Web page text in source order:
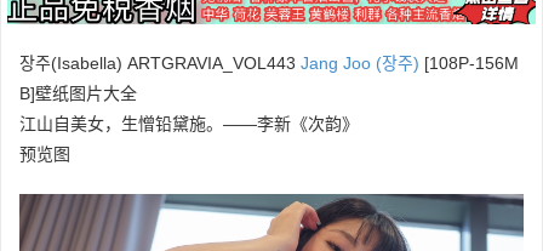
장주(Isabella) ARTGRAVIA_VOL443 Jang Joo (장주) [108P-156M
B]壁纸图片大全
江山自美女，生憎铅黛施。——李新《次韵》
预览图